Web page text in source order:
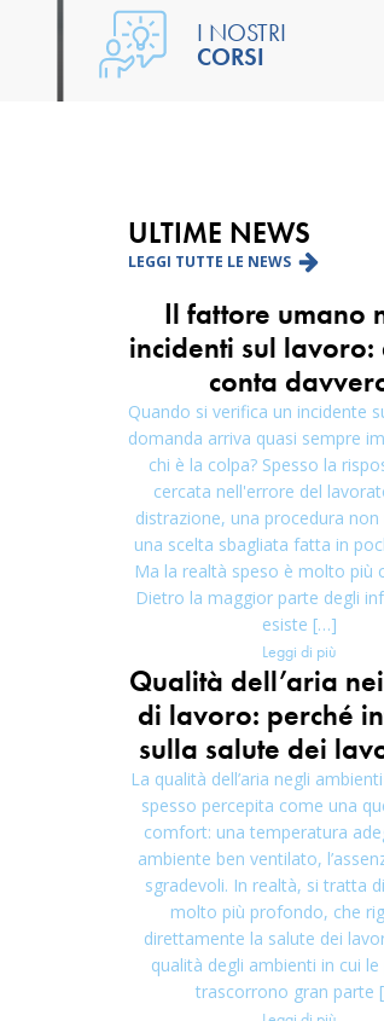
I NOSTRI
CORSI
ULTIME NEWS
LEGGI TUTTE LE NEWS
Il fattore umano
incidenti sul lavoro:
conta
Quando si verifica un incidente
domanda arriva quasi sempre
chi è la colpa? Spesso la
cercata nell'errore del
distrazione, una procedura
una scelta sbagliata fatta in
Ma la realtà speso è molto più
Dietro la maggior parte degli
esiste […]
Leggi di più
Qualità dell’aria
di lavoro: perché
sulla salute dei
La qualità dell’aria negli
spesso percepita come una
comfort: una temperatura
ambiente ben ventilato,
sgradevoli. In realtà, si tratta
molto più profondo, che
direttamente la salute dei
qualità degli ambienti in cui
trascorrono gran parte